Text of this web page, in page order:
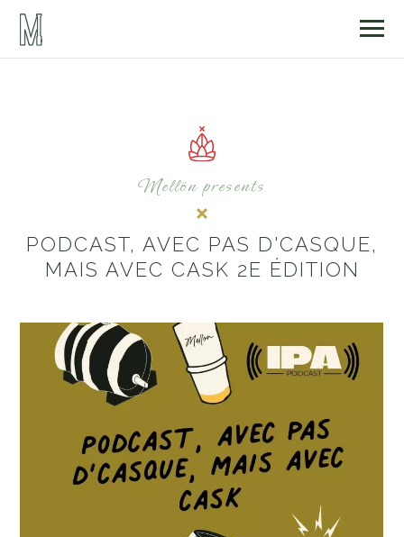
Mellön presents
PODCAST, AVEC PAS D'CASQUE,
MAIS AVEC CASK 2E ÉDITION